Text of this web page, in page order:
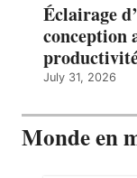
Éclairage
conception
July 31, 2026
Monde en